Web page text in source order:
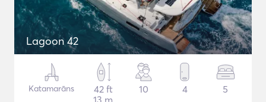
Lagoon 42
Katamarāns
42 ft
13 m
10 4 5